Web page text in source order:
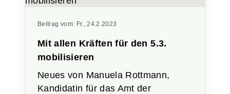
Beitrag vom: Fr., 24.2.2023
Mit allen Kräften für den 5.3.
mobilisieren
Neues von Manuela Rottmann,
Kandidatin für das Amt der